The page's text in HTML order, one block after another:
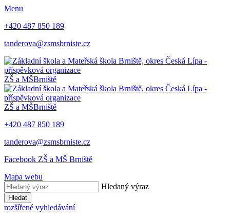
Menu
+420 487 850 189
tanderova@zsmsbrniste.cz
ZŠ a MŠBrniště
ZŠ a MŠBrniště
+420 487 850 189
tanderova@zsmsbrniste.cz
Facebook ZŠ a MŠ Brniště
Mapa webu
Hledaný výraz
Hledat
rozšířené vyhledávání